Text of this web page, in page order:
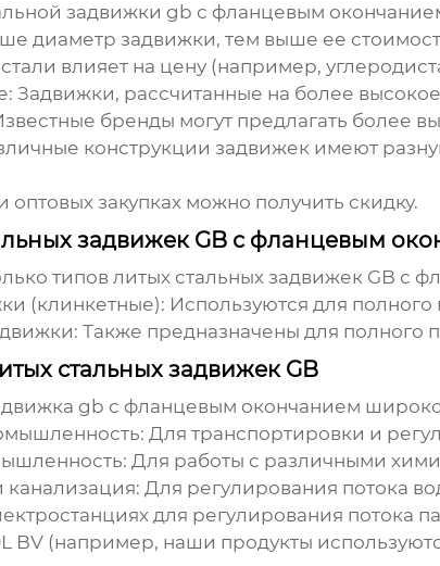
задвижки gb с фланцевым
диаметр задвижки, тем выше ее
влияет на цену (например,
Задвижки, рассчитанные на более
бренды могут предлагать более
конструкции задвижек имеют
оптовых закупках можно получить скидку.
задвижек GB с фланцевым
типов литых стальных задвижек GB
(клинкетные): Используются для
Также предназначены для полного
стальных задвижек GB
gb с фланцевым окончанием
Для транспортировки и
Для работы с различными
Для регулирования потока
для регулирования потока
BV(например, наши продукты